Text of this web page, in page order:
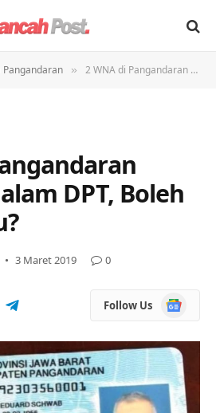
Pangandaran » 2 WNA di Pangandaran Terdaftar dalam DPT, Boleh Ikut Pemilu?
DPT, Boleh
3 Maret 2019 0
Follow Us
Google
News